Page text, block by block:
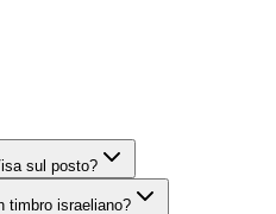
sul posto?
timbro israeliano?